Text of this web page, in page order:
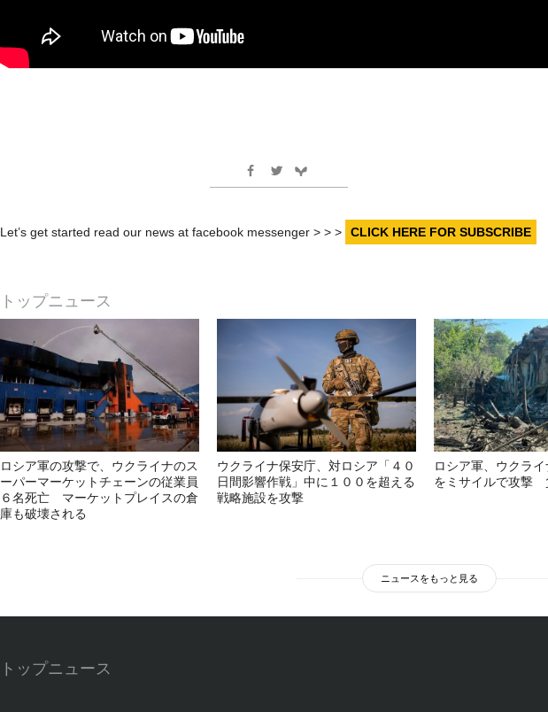
Let’s get started read our news at facebook messenger > > > CLICK HERE FOR SUBSCRIBE
トップニュース
ロシア軍の攻撃で、ウクライナのス
ーパーマーケットチェーンの従業員
６名死亡 マーケットプレイスの倉
庫も破壊される
ウクライナ保安庁、対ロシア「４０
日間影響作戦」中に１００を超える
戦略施設を攻撃
ロシア軍、ウクラ
をミサイルで攻撃
ニュースをもっと見る
トップニュース